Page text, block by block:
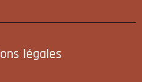
légales